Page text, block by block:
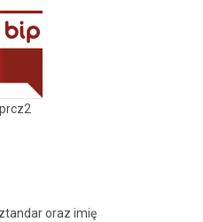
oraz imię